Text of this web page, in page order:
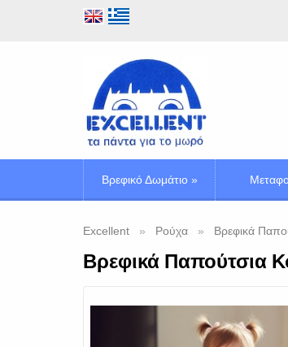
Βρεφικό Δωμάτιο»
Excellent Ρούχα Βρεφικά
Βρεφικά Παπούτσια